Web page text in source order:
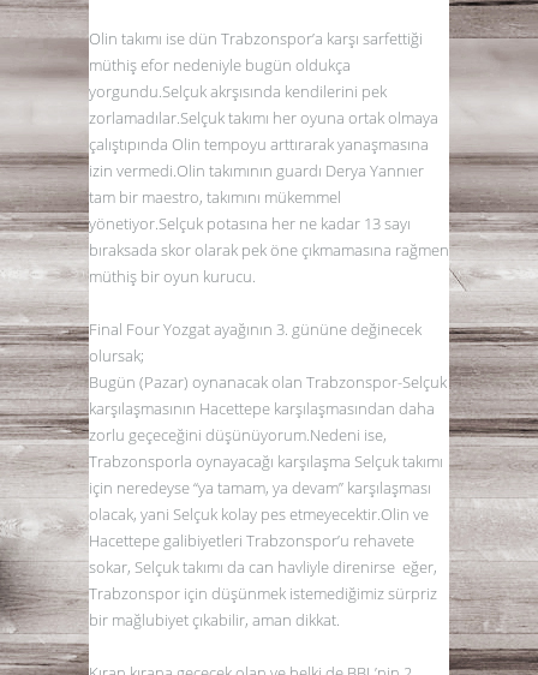
Olin takımı ise dün Trabzonspor’a karşı sarfettiği
müthiş efor nedeniyle bugün oldukça
yorgundu.Selçuk akrşısında kendilerini pek
zorlamadılar.Selçuk takımı her oyuna ortak olmaya
çalıştıpında Olin tempoyu arttırarak yanaşmasına
izin vermedi.Olin takımının guardı Derya Yannıer
tam bir maestro, takımını mükemmel
yönetiyor.Selçuk potasına her ne kadar 13 sayı
bıraksada skor olarak pek öne çıkmamasına rağmen
müthiş bir oyun kurucu.
Final Four Yozgat ayağının 3. gününe değinecek
olursak;
Bugün (Pazar) oynanacak olan Trabzonspor-Selçuk
karşılaşmasının Hacettepe karşılaşmasından daha
zorlu geçeceğini düşünüyorum.Nedeni ise,
Trabzonsporla oynayacağı karşılaşma Selçuk takımı
için neredeyse “ya tamam, ya devam” karşılaşması
olacak, yani Selçuk kolay pes etmeyecektir.Olin ve
Hacettepe galibiyetleri Trabzonspor’u rehavete
sokar, Selçuk takımı da can havliyle direnirse eğer,
Trabzonspor için düşünmek istemediğimiz sürpriz
bir mağlubiyet çıkabilir, aman dikkat.